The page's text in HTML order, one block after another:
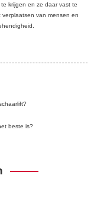
krijgen en ze daar vast te
van mensen en
beste is?